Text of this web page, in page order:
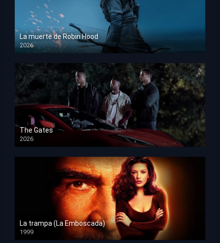
La muerte de Robin Hood
2026
HD 1080p
The Gates
2026
HD 1080p
La trampa (La Emboscada)
1999
HD 1080p